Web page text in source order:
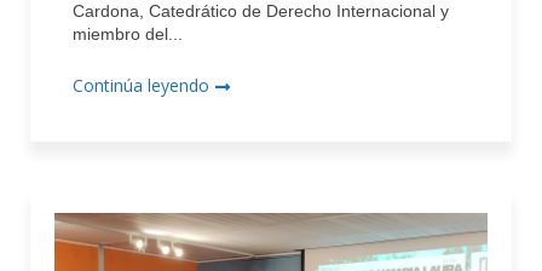
Cardona, Catedrático de Derecho Internacional y
miembro del...
Continúa leyendo